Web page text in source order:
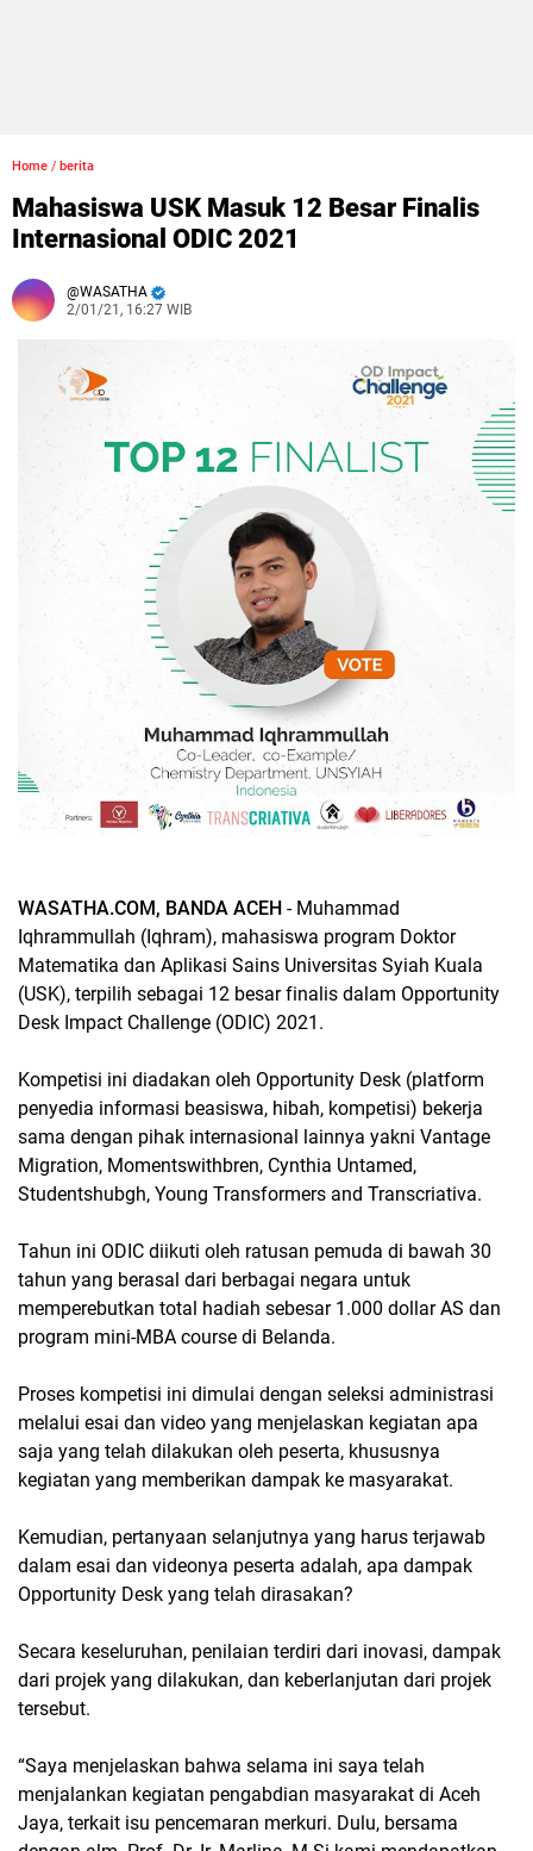
Home / berita
Mahasiswa USK Masuk 12 Besar Finalis
Internasional ODIC 2021
WASATHA
2/01/21, 16:27 WIB
WASATHA.COM, BANDA ACEH - Muhammad
Iqhrammullah (Iqhram), mahasiswa program Doktor
Matematika dan Aplikasi Sains Universitas Syiah Kuala
(USK), terpilih sebagai 12 besar finalis dalam Opportunity
Desk Impact Challenge (ODIC) 2021.
Kompetisi ini diadakan oleh Opportunity Desk (platform
penyedia informasi beasiswa, hibah, kompetisi) bekerja
sama dengan pihak internasional lainnya yakni Vantage
Migration, Momentswithbren, Cynthia Untamed,
Studentshubgh, Young Transformers and Transcriativa.
Tahun ini ODIC diikuti oleh ratusan pemuda di bawah 30
tahun yang berasal dari berbagai negara untuk
memperebutkan total hadiah sebesar 1.000 dollar AS dan
program mini-MBA course di Belanda.
Proses kompetisi ini dimulai dengan seleksi administrasi
melalui esai dan video yang menjelaskan kegiatan apa
saja yang telah dilakukan oleh peserta, khususnya
kegiatan yang memberikan dampak ke masyarakat.
Kemudian, pertanyaan selanjutnya yang harus terjawab
dalam esai dan videonya peserta adalah, apa dampak
Opportunity Desk yang telah dirasakan?
Secara keseluruhan, penilaian terdiri dari inovasi, dampak
dari projek yang dilakukan, dan keberlanjutan dari projek
tersebut.
“Saya menjelaskan bahwa selama ini saya telah
menjalankan kegiatan pengabdian masyarakat di Aceh
Jaya, terkait isu pencemaran merkuri. Dulu, bersama